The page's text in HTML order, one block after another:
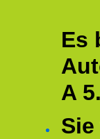
Es
A 5.